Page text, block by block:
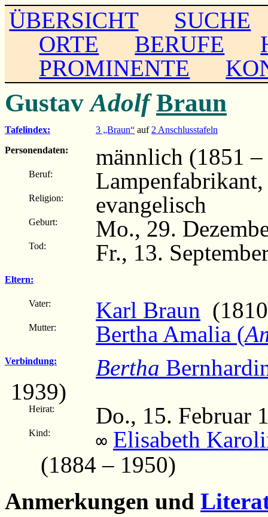
ÜBERSICHT
SUCHE
ORTE
BERUFE
PROMINENTE
GustavAdolf Braun
Tafelindex: 3 „Braun“ auf 2 Anschlusstafeln
Personendaten:
männlich (1851
Beruf:
Religion: evangelisch
Geburt: Mo., 29.
Tod: Fr., 13.
Eltern:
Vater: Karl Braun
Mutter: Bertha Amalia (
Verbindung: Bertha
1939)
Heirat: Do., 15. Februar
Kind: ∞ Elisabeth
(1884 – 1950)
Anmerkungen und